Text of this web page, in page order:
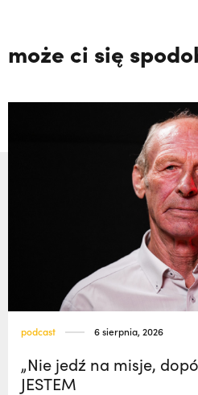
może ci się
podcast 6 sierpnia, 2026
„Nie jedź na misje,
JESTEM